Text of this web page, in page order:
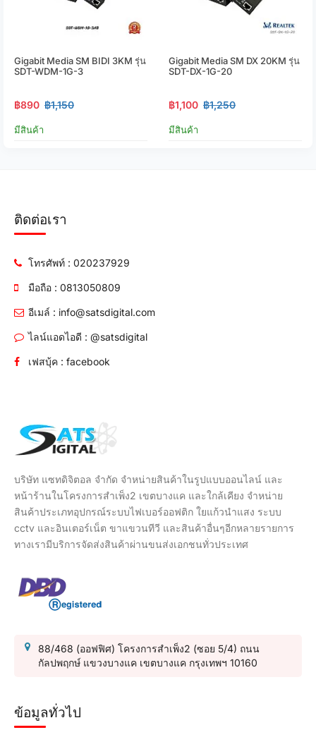
Gigabit Media SM BIDI 3KM รุ่น
SDT-WDM-1G-3
฿890 ฿1,150
มีสินค้า
Gigabit Media SM DX 20KM รุ่น
SDT-DX-1G-20
฿1,100 ฿1,250
มีสินค้า
ติดต่อเรา
โทรศัพท์ : 020237929
มือถือ : 0813050809
อีเมล์ : info@satsdigital.com
ไลน์แอดไอดี : @satsdigital
เฟสบุ้ค : facebook
บริษัท แซทดิจิตอล จำกัด จำหน่ายสินค้าในรูปแบบออนไลน์ และ
หน้าร้านในโครงการสำเพ็ง2 เขตบางแค และใกล้เคียง จำหน่าย
สินค้าประเภทอุปกรณ์ระบบไฟเบอร์ออฟติก ใยแก้วนำแสง ระบบ
cctv และอินเตอร์เน็ต ขาแขวนทีวี และสินค้าอื่นๆอีกหลายรายการ
ทางเรามีบริการจัดส่งสินค้าผ่านขนส่งเอกชนทั่วประเทศ
88/468 (ออฟฟิศ) โครงการสำเพ็ง2 (ซอย 5/4) ถนน
กัลปพฤกษ์ แขวงบางแค เขตบางแค กรุงเทพฯ 10160
ข้อมูลทั่วไป